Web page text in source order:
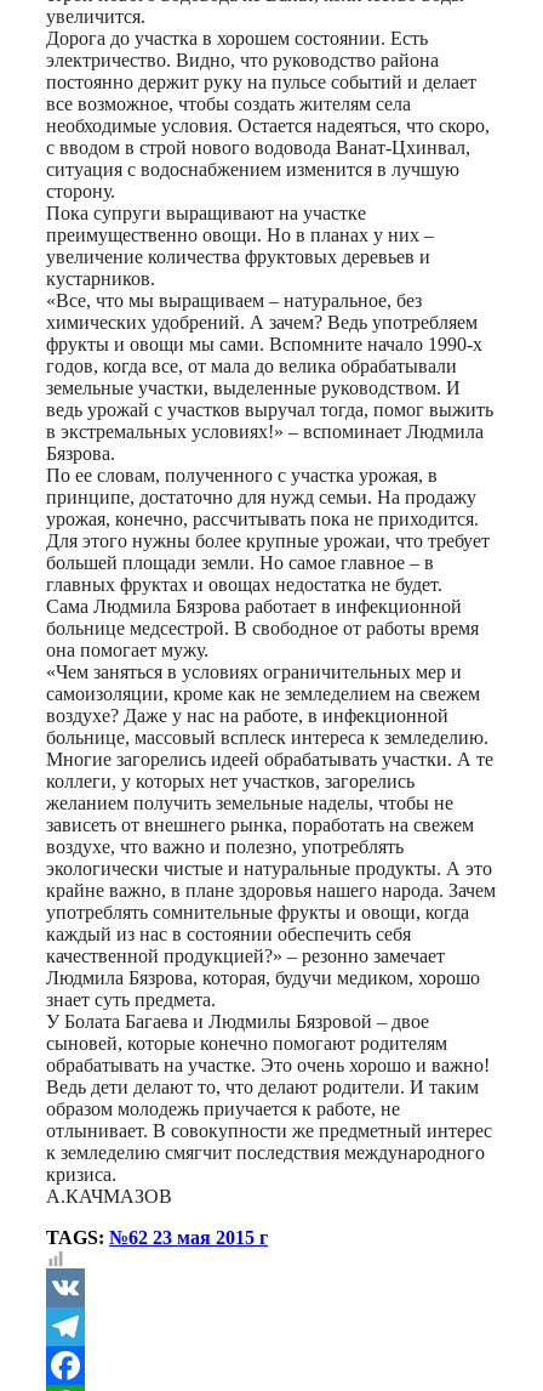
увеличится.
Дорога до участка в хорошем состоянии. Есть
электричество. Видно, что руководство района
постоянно держит руку на пульсе событий и делает
все возможное, чтобы создать жителям села
необходимые условия. Остается надеяться, что скоро,
с вводом в строй нового водовода Ванат-Цхинвал,
ситуация с водоснабжением изменится в лучшую
сторону.
Пока супруги выращивают на участке
преимущественно овощи. Но в планах у них –
увеличение количества фруктовых деревьев и
кустарников.
«Все, что мы выращиваем – натуральное, без
химических удобрений. А зачем? Ведь употребляем
фрукты и овощи мы сами. Вспомните начало 1990-х
годов, когда все, от мала до велика обрабатывали
земельные участки, выделенные руководством. И
ведь урожай с участков выручал тогда, помог выжить
в экстремальных условиях!» – вспоминает Людмила
Бязрова.
По ее словам, полученного с участка урожая, в
принципе, достаточно для нужд семьи. На продажу
урожая, конечно, рассчитывать пока не приходится.
Для этого нужны более крупные урожаи, что требует
большей площади земли. Но самое главное – в
главных фруктах и овощах недостатка не будет.
Сама Людмила Бязрова работает в инфекционной
больнице медсестрой. В свободное от работы время
она помогает мужу.
«Чем заняться в условиях ограничительных мер и
самоизоляции, кроме как не земледелием на свежем
воздухе? Даже у нас на работе, в инфекционной
больнице, массовый всплеск интереса к земледелию.
Многие загорелись идеей обрабатывать участки. А те
коллеги, у которых нет участков, загорелись
желанием получить земельные наделы, чтобы не
зависеть от внешнего рынка, поработать на свежем
воздухе, что важно и полезно, употреблять
экологически чистые и натуральные продукты. А это
крайне важно, в плане здоровья нашего народа. Зачем
употреблять сомнительные фрукты и овощи, когда
каждый из нас в состоянии обеспечить себя
качественной продукцией?» – резонно замечает
Людмила Бязрова, которая, будучи медиком, хорошо
знает суть предмета.
У Болата Багаева и Людмилы Бязровой – двое
сыновей, которые конечно помогают родителям
обрабатывать на участке. Это очень хорошо и важно!
Ведь дети делают то, что делают родители. И таким
образом молодежь приучается к работе, не
отлынивает. В совокупности же предметный интерес
к земледелию смягчит последствия международного
кризиса.
А.КАЧМАЗОВ
TAGS: №62 23 мая 2015 г
VK
Telegram